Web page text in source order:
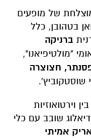
של מופעים
בטהובן, כלל
ברניקה
"מולטיפיאנו",
מס' 1 לפסנתר, חצוצרה
שוסטקוביץ'.
וירטואוזיות
שובב עם כלי
אמיתי